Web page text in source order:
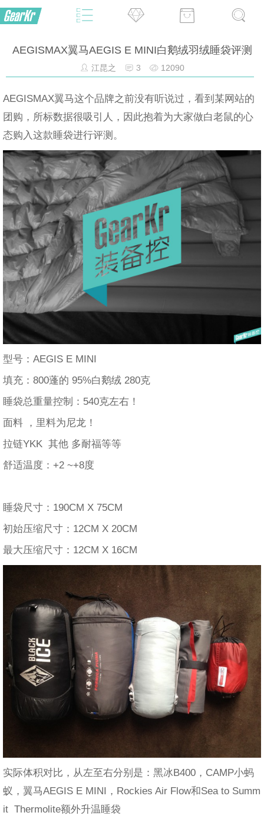
AEGISMAX翼马AEGIS E MINI白鹅绒羽绒睡袋评测
江昆之 3 12090
AEGISMAX翼马这个品牌之前没有听说过，看到某网站的
团购，所标数据很吸引人，因此抱着为大家做白老鼠的心
态购入这款睡袋进行评测。
型号：AEGIS E MINI
填充：800蓬的 95%白鹅绒 280克
睡袋总重量控制：540克左右！
面料 ，里料为尼龙！
拉链YKK 其他 多耐福等等
舒适温度：+2 ~+8度
睡袋尺寸：190CM X 75CM
初始压缩尺寸：12CM X 20CM
最大压缩尺寸：12CM X 16CM
实际体积对比，从左至右分别是：黑冰B400，CAMP小蚂
蚁，翼马AEGIS E MINI，Rockies Air Flow和Sea to Summ
it Thermolite额外升温睡袋